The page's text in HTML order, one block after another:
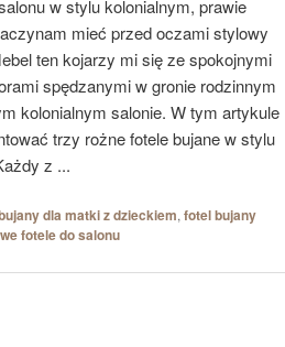
w stylu kolonialnym, prawie
mieć przed oczami stylowy
ten kojarzy mi się ze spokojnymi
spędzanymi w gronie rodzinnym
kolonialnym salonie. W tym artykule
trzy rożne fotele bujane w stylu
z ...
dla matki z dzieckiem, fotel bujany
fotele do salonu